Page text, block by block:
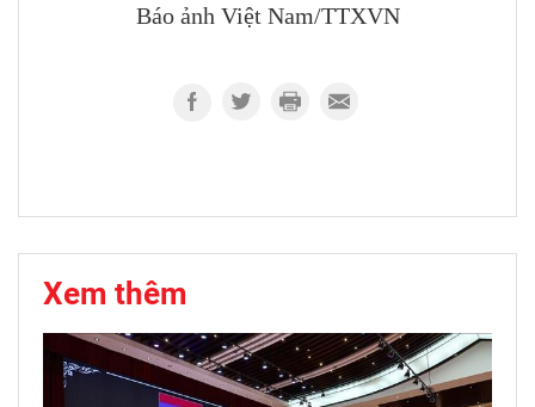
Báo ảnh Việt Nam/TTXVN
Xem thêm